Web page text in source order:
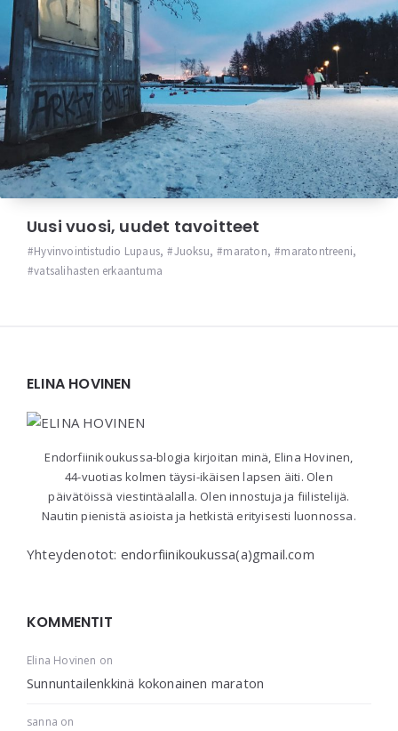
Uusi vuosi, uudet tavoitteet
Hyvinvointistudio Lupaus, Juoksu, maraton, maratontreeni,
vatsalihasten erkaantuma
Widgets
ELINA HOVINEN
Endorfiinikoukussa-blogia kirjoitan minä, Elina Hovinen,
44-vuotias kolmen täysi-ikäisen lapsen äiti. Olen
päivätöissä viestintäalalla. Olen innostuja ja fiilistelijä.
Nautin pienistä asioista ja hetkistä erityisesti luonnossa.
Yhteydenotot: endorfiinikoukussa(a)gmail.com
KOMMENTIT
Elina Hovinen on
Sunnuntailenkkinä kokonainen maraton
sanna on